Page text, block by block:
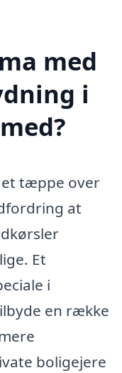
med
i
et tæppe over
at
Et
i
en række
boligejere